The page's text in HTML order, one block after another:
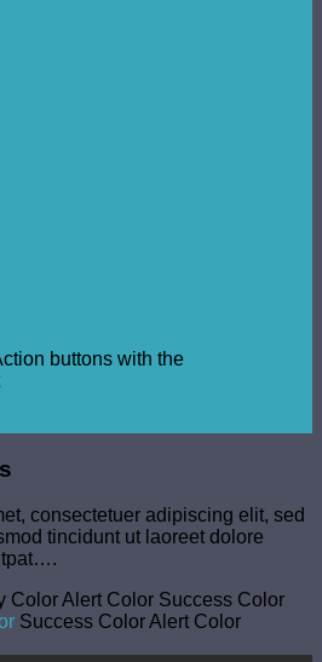
buttons with the
consectetuer adipiscing elit, sed
tincidunt ut laoreet dolore
ColorAlert Color Success Color
Success ColorAlert Color